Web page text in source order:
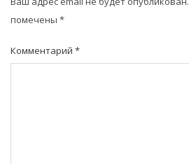
помечены *
Комментарий *